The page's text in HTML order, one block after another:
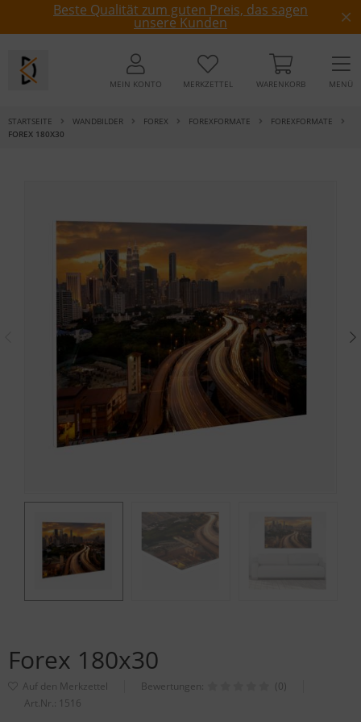
Beste Qualität zum guten Preis, das sagen
unsere Kunden
MEIN KONTO MERKZETTEL WARENKORB MENÜ
STARTSEITE WANDBILDER FOREX FOREXFORMATE
FOREXFORMATE
FOREX 180X30
Forex 180x30
Bewertungen:
(0)
Art.Nr.: 1516